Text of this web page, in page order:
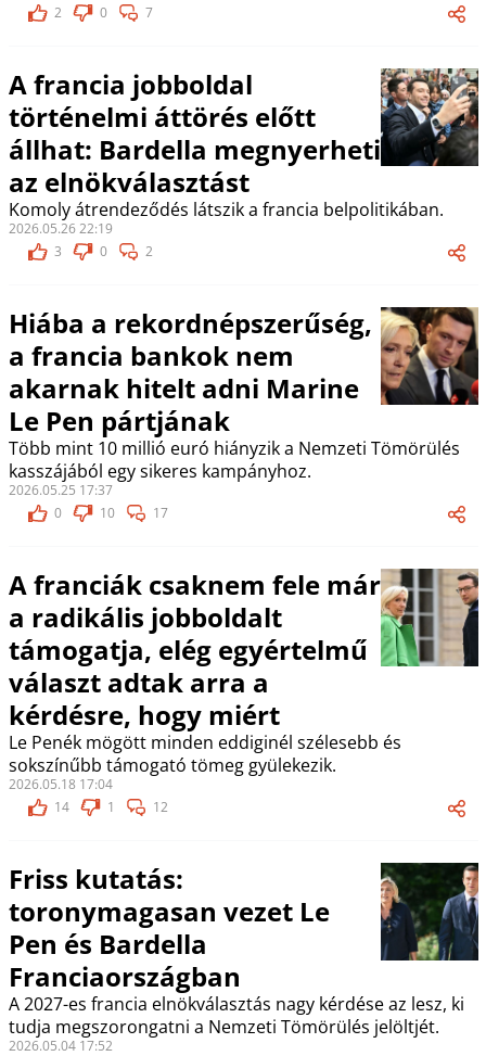
2
0 7
A francia jobboldal
történelmi áttörés előtt
állhat: Bardella megnyerheti
az elnökválasztást
Komoly átrendeződés látszik a francia belpolitikában.
2026.05.26 22:19
3
0 2
Hiába a rekordnépszerűség,
a francia bankok nem
akarnak hitelt adni Marine
Le Pen pártjának
Több mint 10 millió euró hiányzik a Nemzeti Tömörülés
kasszájából egy sikeres kampányhoz.
2026.05.25 17:37
0
10 17
A franciák csaknem fele már
a radikális jobboldalt
támogatja, elég egyértelmű
választ adtak arra a
kérdésre, hogy miért
Le Penék mögött minden eddiginél szélesebb és
sokszínűbb támogató tömeg gyülekezik.
2026.05.18 17:04
14
1 12
Friss kutatás:
toronymagasan vezet Le
Pen és Bardella
Franciaországban
A 2027-es francia elnökválasztás nagy kérdése az lesz, ki
tudja megszorongatni a Nemzeti Tömörülés jelöltjét.
2026.05.04 17:52